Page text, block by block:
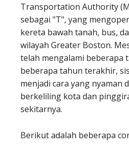
Transportation Authority
sebagai "T", yang
kereta bawah tanah, bus,
wilayah Greater Boston.
telah mengalami beberapa
beberapa tahun terakhir,
menjadi cara yang nyaman
berkeliling kota dan
sekitarnya.
Berikut adalah beberapa